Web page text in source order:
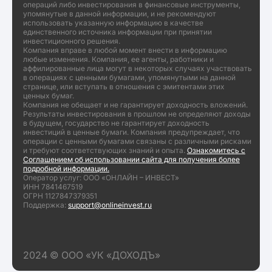
операций либо инвестирования в финансовые инструменты,
упомянутые в данной информации, и не рекомендуют
использовать указанную информацию в качестве
единственного источника информации при принятии
инвестиционного решения.
Компания вправе в любой момент внести в информацию
любые изменения. Компания, ее агенты, работники и
аффилированные лица могут в некоторых случаях участвовать
в операциях с ценными бумагами, упомянутыми на данной
странице, или вступать в отношения с эмитентами этих
ценных бумаг.
Компания не обещает и не гарантирует доходность вложений.
Результаты инвестирования в прошлом не определяют доходы
в будущем, государство не гарантирует доходность
инвестиций в ценные бумаги. Компания предупреждает, что
операции с ценными бумагами связаны с различными рисками
и требуют соответствующих знаний и опыта. Ознакомитесь с
Соглашением об использовании сайта для получения более
подробной информации.
Оператор услуг: ООО «ОНЛАЙН – ИНВЕСТ»
ИНН 7841467519
ОГРН 1127847379351
Поддержка: support@onlineinvest.ru
2024 © ООО «УК «ДОХОДЪ»